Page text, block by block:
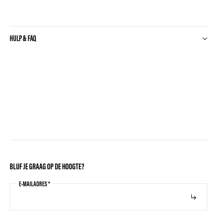
HULP & FAQ
BLIJF JE GRAAG OP DE HOOGTE?
E-MAILADRES*